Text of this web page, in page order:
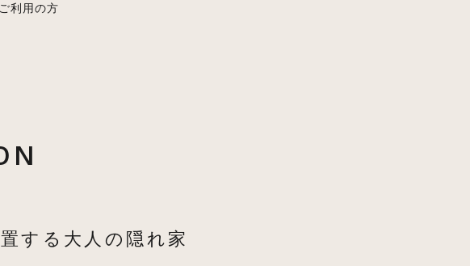
利用の方
する大人の隠れ家